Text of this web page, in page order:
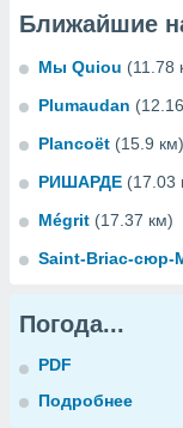
Ближайшие
Мы Quiou (11.78
Plumaudan
Plancoët (15.9 км)
РИШАРДЕ (17.03
Mégrit (17.37 км)
Saint-Briac-сюр-
Погода...
PDF
Подробнее